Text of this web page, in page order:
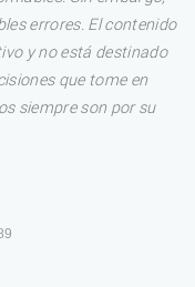
errores. El contenido
y no está destinado
que tome en
siempre son por su